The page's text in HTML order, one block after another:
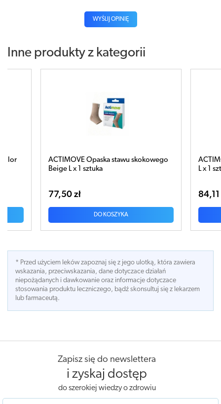
WYŚLIJ OPINIĘ
Inne produkty z kategorii
ACTIMOVE Opaska stawu kolanowego
L x 1 sztuka
84,11 zł
DO KOSZYKA
* Przed użyciem leków zapoznaj się z jego ulotką, która zawiera
wskazania, przeciwskazania, dane dotyczace działań
niepożądanych i dawkowanie oraz informacje dotyczace
stosowania produktu leczniczego, bądź skonsultuj się z lekarzem
lub farmaceutą.
Zapisz się do newslettera
i zyskaj dostęp
do szerokiej wiedzy o zdrowiu